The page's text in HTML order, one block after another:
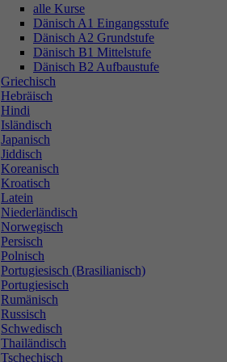
alle Kurse
Dänisch A1 Eingangsstufe
Dänisch A2 Grundstufe
Dänisch B1 Mittelstufe
Dänisch B2 Aufbaustufe
Griechisch
Hebräisch
Hindi
Isländisch
Japanisch
Jiddisch
Koreanisch
Kroatisch
Latein
Niederländisch
Norwegisch
Persisch
Polnisch
Portugiesisch (Brasilianisch)
Portugiesisch
Rumänisch
Russisch
Schwedisch
Thailändisch
Tschechisch